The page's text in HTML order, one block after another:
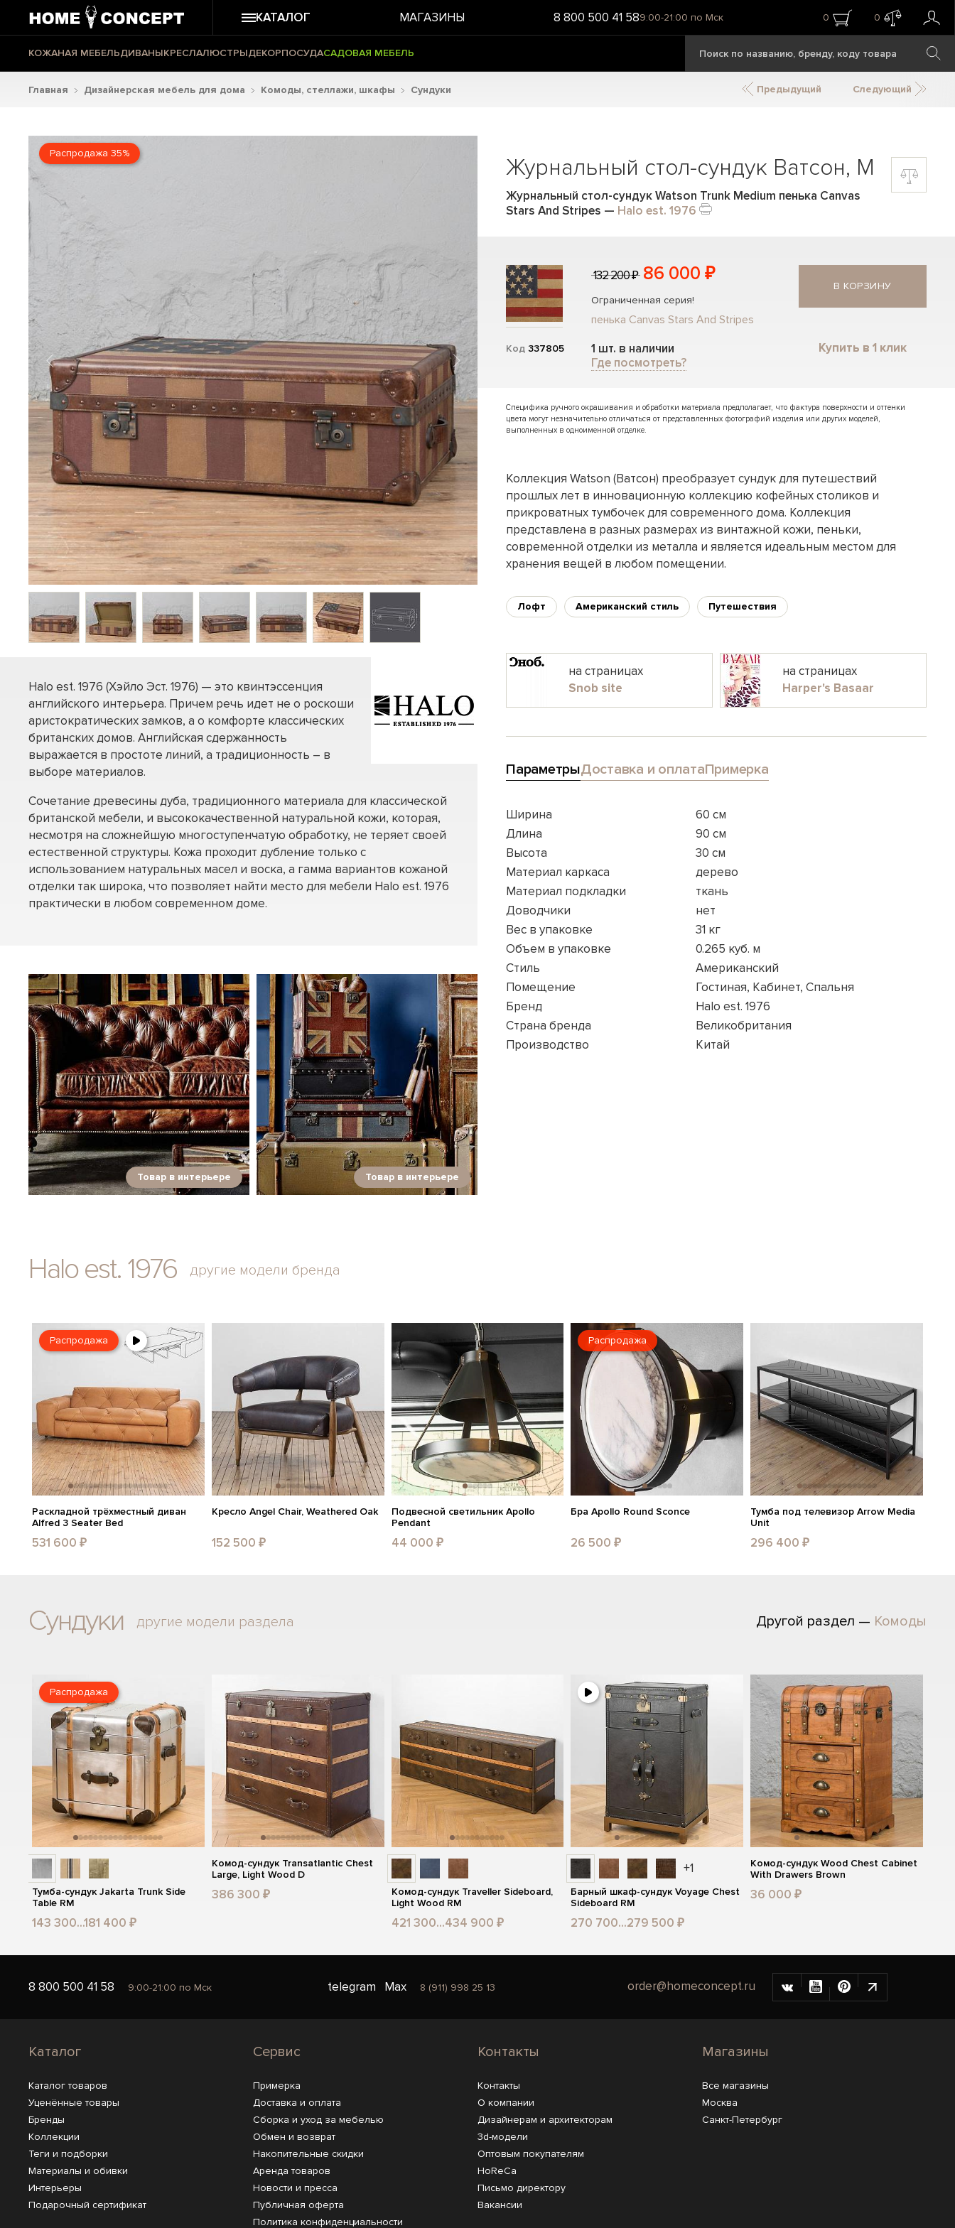
КАТАЛОГ МАГАЗИНЫ 8 800 500 41 589:00-21:00 по Мск 0 0
КОЖАНАЯ МЕБЕЛЬДИВАНЫКРЕСЛАЛЮСТРЫДЕКОРПОСУДАСАДОВАЯ МЕБЕЛЬ
Главная Дизайнерская мебель для дома Комоды, стеллажи, шкафы Сундуки Предыдущий Следующий
Распродажа 35%
Halo est. 1976 (Хэйло Эст. 1976) — это квинтэссенция
английского интерьера. Причем речь идет не о роскоши
аристократических замков, а о комфорте классических
британских домов. Английская сдержанность
выражается в простоте линий, а традиционность – в
выборе материалов.
Сочетание древесины дуба, традиционного материала для классической
британской мебели, и высококачественной натуральной кожи, которая,
несмотря на сложнейшую многоступенчатую обработку, не теряет своей
естественной структуры. Кожа проходит дубление только с
использованием натуральных масел и воска, а гамма вариантов кожаной
отделки так широка, что позволяет найти место для мебели Halo est. 1976
практически в любом современном доме.
Товар в интерьере Товар в интерьере
Журнальный стол-сундук Ватсон, M
Журнальный стол-сундук Watson Trunk Medium пенька Canvas
Stars And Stripes — Halo est. 1976
Код 337805
132 200 ₽ 86 000 ₽
Ограниченная серия!
пенька Canvas Stars And Stripes
1 шт. в наличии
Где посмотреть?
В КОРЗИНУ
Купить в 1 клик
Специфика ручного окрашивания и обработки материала предполагает, что фактура поверхности и оттенки
цвета могут незначительно отличаться от представленных фотографий изделия или других моделей,
выполненных в одноименной отделке.
Коллекция Watson (Ватсон) преобразует сундук для путешествий
прошлых лет в инновационную коллекцию кофейных столиков и
прикроватных тумбочек для современного дома. Коллекция
представлена в разных размерах из винтажной кожи, пеньки,
современной отделки из металла и является идеальным местом для
хранения вещей в любом помещении.
Лофт Американский стиль Путешествия
на страницах
Snob site
на страницах
Harper's Basaar
ПараметрыДоставка и оплатаПримерка
Ширина
60 см
Длина
90 см
Высота
30 см
Материал каркаса
дерево
Материал подкладки
ткань
Доводчики
нет
Вес в упаковке
31 кг
Объем в упаковке
0.265 куб. м
Стиль
Американский
Помещение
Гостиная, Кабинет, Спальня
Бренд
Halo est. 1976
Страна бренда
Великобритания
Производство
Китай
Halo est. 1976 другие модели бренда
Распродажа
Раскладной трёхместный диван
Alfred 3 Seater Bed
531 600 ₽
Кресло Angel Chair, Weathered Oak
152 500 ₽
Подвесной светильник Apollo
Pendant
44 000 ₽
Распродажа
Бра Apollo Round Sconce
26 500 ₽
Тумба под телевизор Arrow Media
Unit
296 400 ₽
Сундуки другие модели раздела Другой раздел — Комоды
Распродажа
Тумба-сундук Jakarta Trunk Side
Table RM
143 300...181 400 ₽
Комод-сундук Transatlantic Chest
Large, Light Wood D
386 300 ₽
Комод-сундук Traveller Sideboard,
Light Wood RM
421 300...434 900 ₽
+1
Барный шкаф-сундук Voyage Chest
Sideboard RM
270 700...279 500 ₽
Комод-сундук Wood Chest Cabinet
With Drawers Brown
36 000 ₽
8 800 500 41 58 9:00-21:00 по Мск telegram Max 8 (911) 998 25 13 order@homeconcept.ru
Каталог
Каталог товаров
Уценённые товары
Бренды
Коллекции
Теги и подборки
Материалы и обивки
Интерьеры
Подарочный сертификат
Сервис
Примерка
Доставка и оплата
Сборка и уход за мебелью
Обмен и возврат
Накопительные скидки
Аренда товаров
Новости и пресса
Публичная оферта
Политика конфиденциальности
Контакты
Контакты
О компании
Дизайнерам и архитекторам
3d-модели
Оптовым покупателям
HoReCa
Письмо директору
Вакансии
Магазины
Все магазины
Москва
Санкт-Петербург